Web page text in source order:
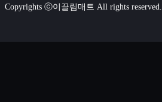
Copyrights ⓒ이끌림매트 All rights reserved.